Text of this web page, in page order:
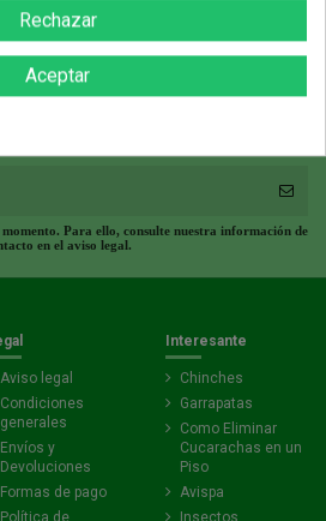
Para ello, consulte nuestra información de
en el aviso legal.
Aviso legal
Condiciones
generales
Envíos y
Devoluciones
Formas de pago
Política de
Interesante
Chinches
Garrapatas
Como Eliminar
Cucarachas en un
Piso
Avispa
Insectos
Rechazar
Aceptar